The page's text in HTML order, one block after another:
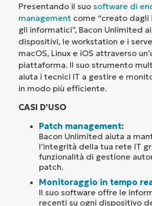
Presentando il suo software di
management come “creato
gli informatici”, Bacon Unlimited
dispositivi, le workstation e i
macOS, Linux e iOS attraverso
piattaforma. Il suo strumento
aiuta i tecnici IT a gestire e
in modo più efficiente.
CASI D’USO
Patch management:
Bacon Unlimited aiuta a
l’integrità della tua rete IT
funzionalità di gestione
patch.
Monitoraggio in tempo
Il suo software offre le
recenti su ogni dispositivo